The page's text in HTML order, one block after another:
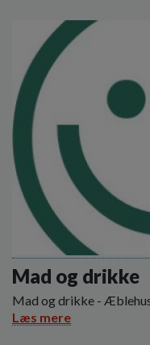
Mad og drikke
Mad og drikke -
Læs mere